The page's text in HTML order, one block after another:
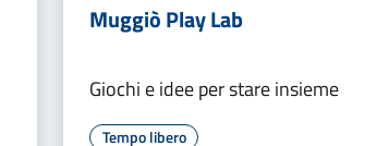
Muggiò Play Lab
Giochi e idee per stare insieme
Tempo libero